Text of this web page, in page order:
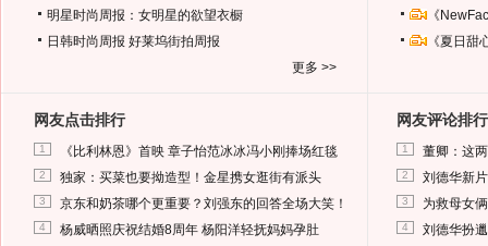
明星时尚周报：女明星的欲望衣橱
日韩时尚周报 好莱坞街拍周报
更多 >>
《
《夏日
网友点击排行
1 《比利林恩》首映 章子怡范冰冰冯小刚捧场红毯
2 独家：买菜也要拗造型！金星携女逛街有派头
3 京东和奶茶哪个更重要？刘强东的回答全场大笑！
4 杨威晒照庆祝结婚8周年 杨阳洋轻抚妈妈孕肚
网友评论排行
1 董卿：这
2 刘德华新
3 为救母女
4 刘德华扮